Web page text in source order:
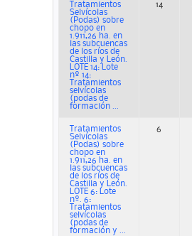
Tratamientos
Selvícolas
(Podas) sobre
chopo en
1.911,26 ha. en
las subcuencas
de los ríos de
Castilla y León.
LOTE 14: Lote
nº 14:
Tratamientos
selvícolas
(podas de
formación ...
14
Tratamientos
Selvícolas
(Podas) sobre
chopo en
1.911,26 ha. en
las subcuencas
de los ríos de
Castilla y León.
LOTE 6: Lote
nº. 6:
Tratamientos
selvícolas
(podas de
formación y ...
6